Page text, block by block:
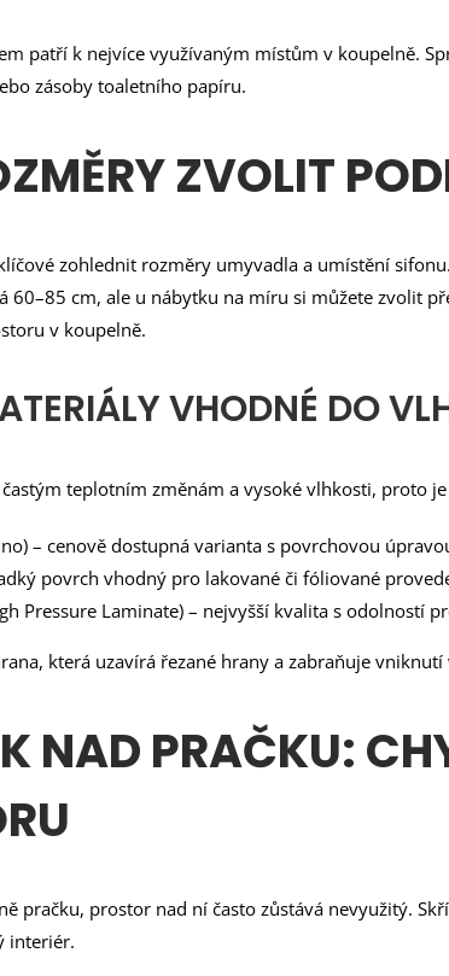
patří k nejvíce využívaným místům v koupelně.
zásoby toaletního papíru.
ZVOLIT
zohlednit rozměry umyvadla a umístění
60–85 cm, ale u nábytku na míru si můžete zvolit
v koupelně.
VHODNÉ DO
teplotním změnám a vysoké vlhkosti, proto
– cenově dostupná varianta s povrchovou
povrch vhodný pro lakované či fóliované
Pressure Laminate) – nejvyšší kvalita s odolností
která uzavírá řezané hrany a zabraňuje
NAD PRAČKU:
pračku, prostor nad ní často zůstává nevyužitý.
interiér.